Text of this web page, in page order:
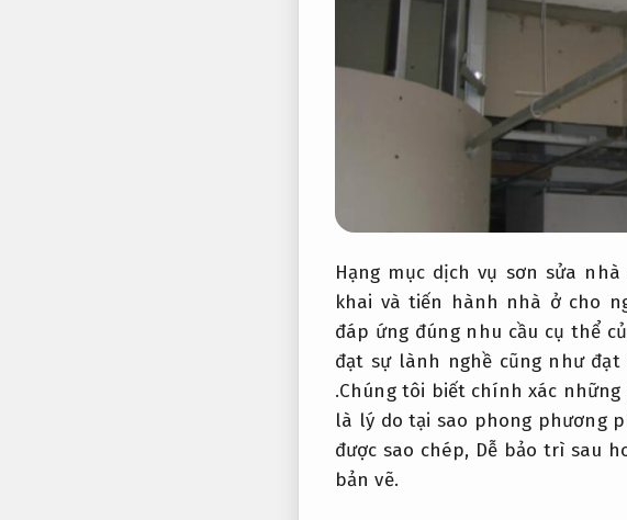
Hạng mục dịch vụ sơn sửa
khai và tiến hành nhà ở cho
đáp ứng đúng nhu cầu cụ thể
đạt sự lành nghề cũng như
.Chúng tôi biết chính xác những
là lý do tại sao phong phương
được sao chép, Dễ bảo trì sau
bản vẽ.